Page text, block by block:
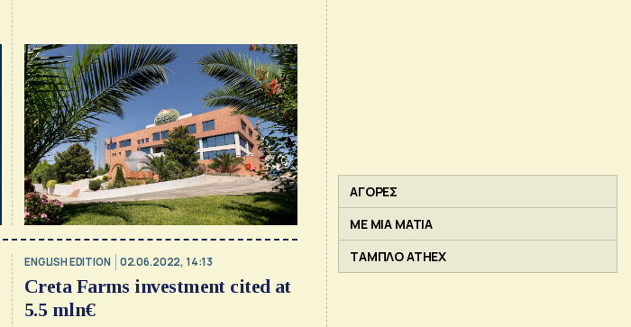
ENGLISH EDITION 02.06.2022, 14:13
Creta Farms investment cited at
5.5 mln€
ΑΓΟΡΕΣ
ΜΕ ΜΙΑ ΜΑΤΙΑ
ΤΑΜΠΛΟ ATHEX